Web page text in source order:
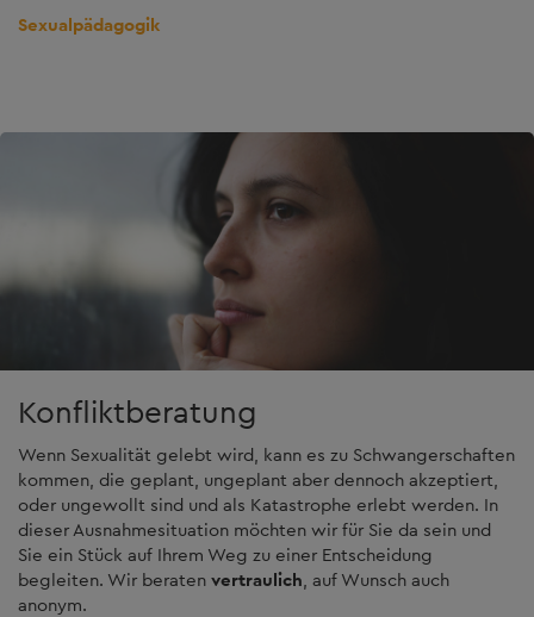
Sexualpädagogik
Konfliktberatung
Wenn Sexualität gelebt wird, kann es zu Schwangerschaften
kommen, die geplant, ungeplant aber dennoch akzeptiert,
oder ungewollt sind und als Katastrophe erlebt werden. In
dieser Ausnahmesituation möchten wir für Sie da sein und
Sie ein Stück auf Ihrem Weg zu einer Entscheidung
begleiten. Wir beraten vertraulich , auf Wunsch auch
anonym.